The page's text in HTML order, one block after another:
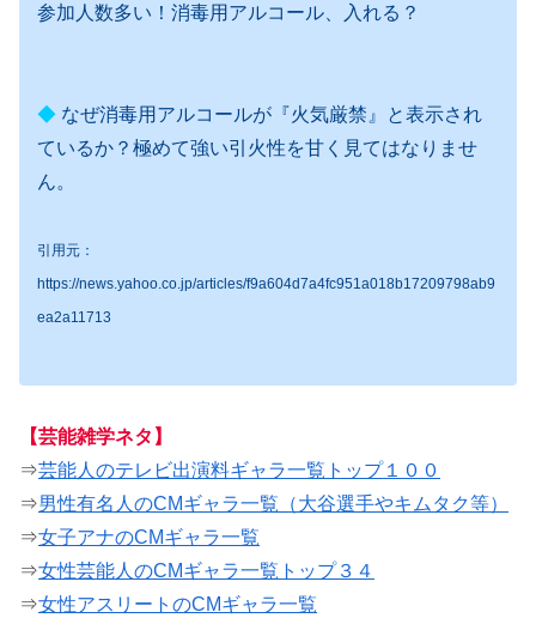
参加人数多い！消毒用アルコール、入れる？
◆ なぜ消毒用アルコールが『火気厳禁』と表示され
ているか？極めて強い引火性を甘く見てはなりませ
ん。
引用元：
https://news.yahoo.co.jp/articles/f9a604d7a4fc951a018b17209798ab9
ea2a11713
【芸能雑学ネタ】
⇒芸能人のテレビ出演料ギャラ一覧トップ１００
⇒男性有名人のCMギャラ一覧（大谷選手やキムタク等）
⇒女子アナのCMギャラ一覧
⇒女性芸能人のCMギャラ一覧トップ３４
⇒女性アスリートのCMギャラ一覧